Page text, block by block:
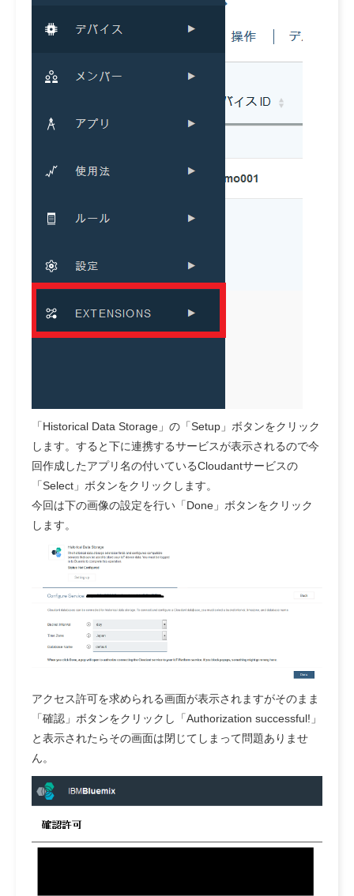
「Historical Data Storage」の「Setup」ボタンをクリック
します。すると下に連携するサービスが表示されるので今
回作成したアプリ名の付いているCloudantサービスの
「Select」ボタンをクリックします。
今回は下の画像の設定を行い「Done」ボタンをクリック
します。
アクセス許可を求められる画面が表示されますがそのまま
「確認」ボタンをクリックし「Authorization successful!」
と表示されたらその画面は閉じてしまって問題ありませ
ん。